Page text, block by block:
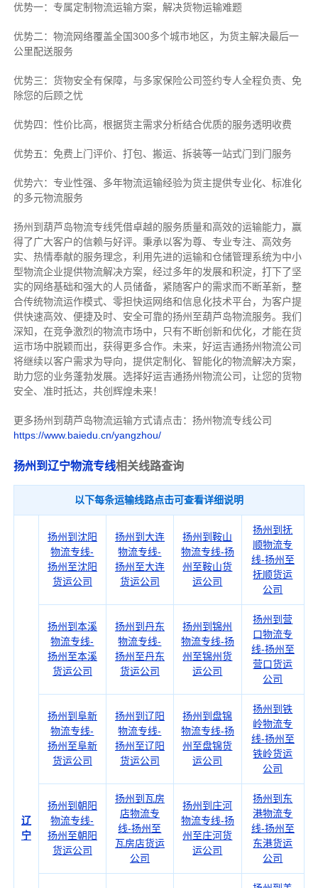
优势一：专属定制物流运输方案，解决货物运输难题
优势二：物流网络覆盖全国300多个城市地区，为货主解决最后一
公里配送服务
优势三：货物安全有保障，与多家保险公司签约专人全程负责、免
除您的后顾之忧
优势四：性价比高，根据货主需求分析结合优质的服务透明收费
优势五：免费上门评价、打包、搬运、拆装等一站式门到门服务
优势六：专业性强、多年物流运输经验为货主提供专业化、标准化
的多元物流服务
扬州到葫芦岛物流专线凭借卓越的服务质量和高效的运输能力，赢
得了广大客户的信赖与好评。 秉承以客为尊、专业专注、高效务
实、热情奉献的服务理念，利用先进的运输和仓储管理系统为中小
型物流企业提供物流解决方案，经过多年的发展和积淀，打下了坚
实的网络基础和强大的人员储备，紧随客户的需求而不断革新，整
合传统物流运作模式、零担快运网络和信息化技术平台，为客户提
供快速高效、便捷及时、安全可靠的扬州至葫芦岛物流服务。 我们
深知，在竞争激烈的物流市场中，只有不断创新和优化，才能在货
运市场中脱颖而出，获得更多合作。 未来，好运吉通扬州物流公司
将继续以客户需求为导向，提供定制化、智能化的物流解决方案，
助力您的业务蓬勃发展。选择好运吉通扬州物流公司，让您的货物
安全、准时抵达，共创辉煌未来！
更多扬州到葫芦岛物流运输方式请点击：扬州物流专线公司
https://www.baiedu.cn/yangzhou/
扬州到辽宁物流专线相关线路查询
以下每条运输线路点击可查看详细说明
辽
宁
扬州到沈阳
物流专线-
扬州至沈阳
货运公司
扬州到大连
物流专线-
扬州至大连
货运公司
扬州到鞍山
物流专线-扬
州至鞍山货
运公司
扬州到抚
顺物流专
线-扬州至
抚顺货运
公司
扬州到本溪
物流专线-
扬州至本溪
货运公司
扬州到丹东
物流专线-
扬州至丹东
货运公司
扬州到锦州
物流专线-扬
州至锦州货
运公司
扬州到营
口物流专
线-扬州至
营口货运
公司
扬州到阜新
物流专线-
扬州至阜新
货运公司
扬州到辽阳
物流专线-
扬州至辽阳
货运公司
扬州到盘锦
物流专线-扬
州至盘锦货
运公司
扬州到铁
岭物流专
线-扬州至
铁岭货运
公司
扬州到朝阳
物流专线-
扬州至朝阳
货运公司
扬州到瓦房
店物流专
线-扬州至
瓦房店货运
公司
扬州到庄河
物流专线-扬
州至庄河货
运公司
扬州到东
港物流专
线-扬州至
东港货运
公司